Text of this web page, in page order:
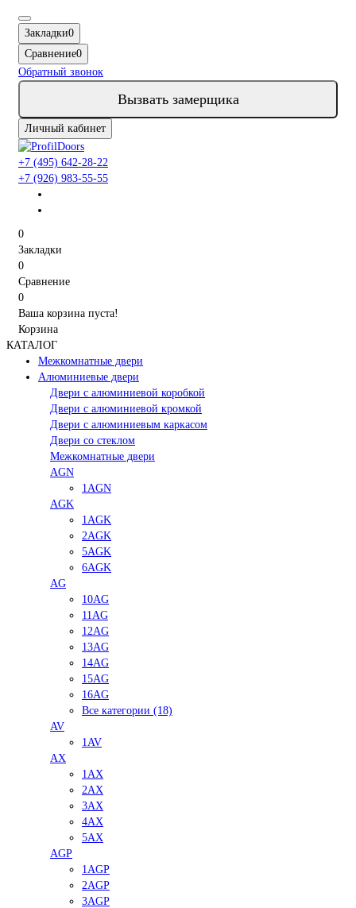
Закладки0
Сравнение0
Обратный звонок
Вызвать замерщика
Личный кабинет
+7 (495) 642-28-22
+7 (926) 983-55-55
0
Закладки
0
Сравнение
0
Ваша корзина пуста!
Корзина
КАТАЛОГ
Межкомнатные двери
Алюминиевые двери
Двери с алюминиевой коробкой
Двери с алюминиевой кромкой
Двери с алюминиевым каркасом
Двери со стеклом
Межкомнатные двери
AGN
1AGN
AGK
1AGK
2AGK
5AGK
6AGK
AG
10AG
11AG
12AG
13AG
14AG
15AG
16AG
Все категории (18)
AV
1AV
AX
1AX
2AX
3AX
4AX
5AX
AGP
1AGP
2AGP
3AGP